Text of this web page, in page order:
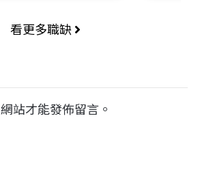
看更多職缺
網站才能發佈留言。